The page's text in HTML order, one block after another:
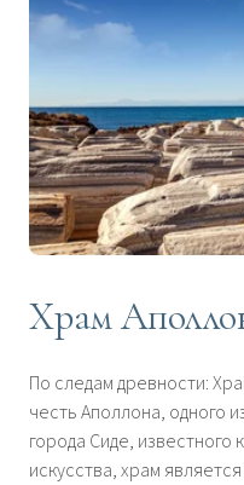
Храм
По следам древности:
честь Аполлона, одного
города Сиде, известного
искусства, храм